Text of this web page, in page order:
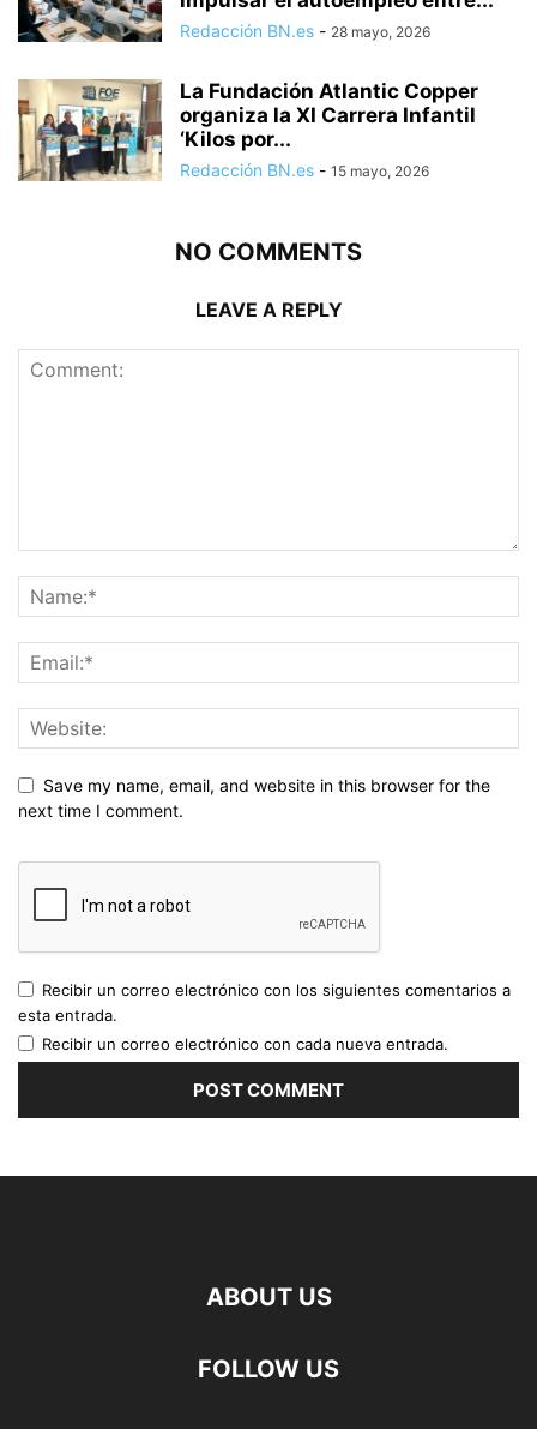
Redacción BN.es - 28 mayo, 2026
La Fundación Atlantic Copper
organiza la XI Carrera Infantil
‘Kilos por...
Redacción BN.es - 15 mayo, 2026
NO COMMENTS
LEAVE A REPLY
Save my name, email, and website in this browser for the
next time I comment.
Recibir un correo electrónico con los siguientes comentarios a
esta entrada.
Recibir un correo electrónico con cada nueva entrada.
ABOUT US
FOLLOW US